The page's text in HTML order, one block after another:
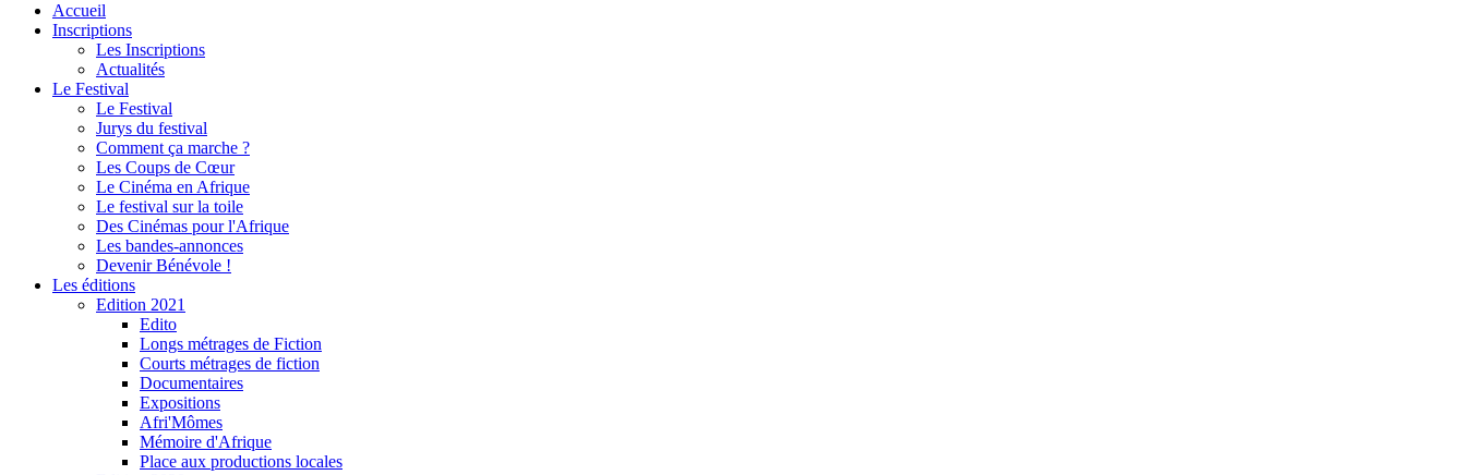
Accueil
Inscriptions
Les Inscriptions
Actualités
Le Festival
Le Festival
Jurys du festival
Comment ça marche ?
Les Coups de Cœur
Le Cinéma en Afrique
Le festival sur la toile
Des Cinémas pour l'Afrique
Les bandes-annonces
Devenir Bénévole !
Les éditions
Edition 2021
Edito
Longs métrages de Fiction
Courts métrages de fiction
Documentaires
Expositions
Afri'Mômes
Mémoire d'Afrique
Place aux productions locales